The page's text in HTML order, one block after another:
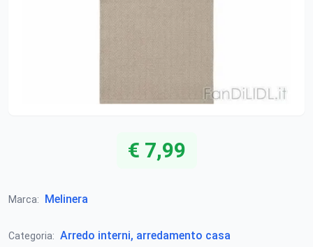
€ 7,99
Marca: Melinera
Categoria: Arredo interni, arredamento casa